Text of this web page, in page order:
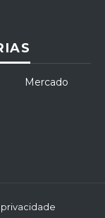
Mercado